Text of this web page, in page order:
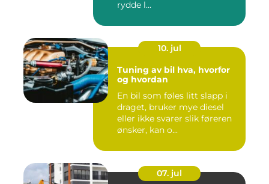
rydde l...
10. jul
Tuning av bil hva, hvorfor
og hvordan
En bil som føles litt slapp i
draget, bruker mye diesel
eller ikke svarer slik føreren
ønsker, kan o...
07. jul